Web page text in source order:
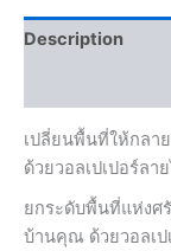
Description
เปลี่ยนพื้นที่ให้กลา
ด้วยวอลเปเปอร์ล
ยกระดับพื้นที่แห่งศ
บ้านคุณ ด้วยวอลเป